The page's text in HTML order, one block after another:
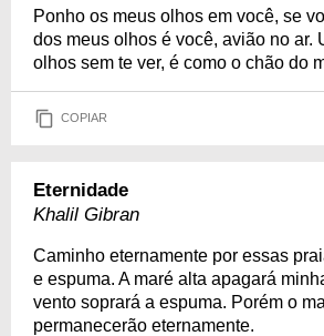
Ponho os meus olhos em você, se
dos meus olhos é você, avião no ar.
olhos sem te ver, é como o chão do
COPIAR
Eternidade
Khalil Gibran
Caminho eternamente por essas
e espuma. A maré alta apagará
vento soprará a espuma. Porém o
permanecerão eternamente.